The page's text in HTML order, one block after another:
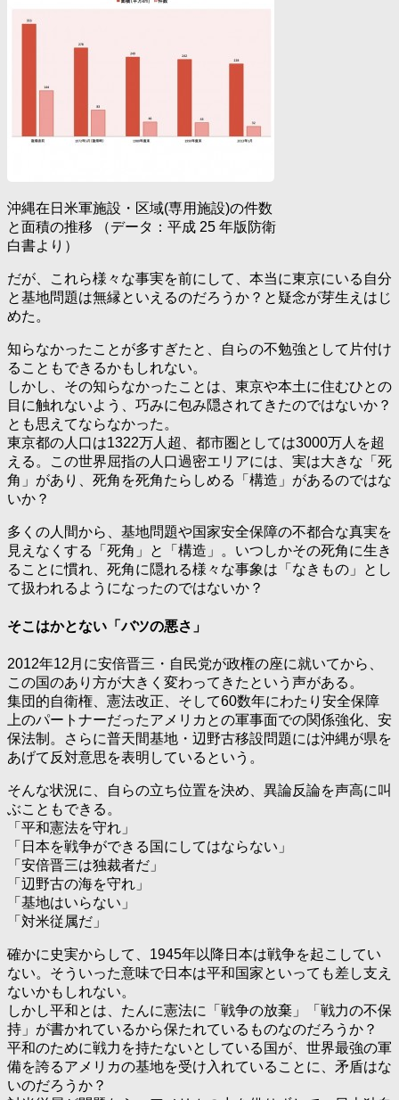
沖縄在日米軍施設・区域(専用施設)の件数
と面積の推移 （データ：平成 25 年版防衛
白書より）
だが、これら様々な事実を前にして、本当に東京にいる自分
と基地問題は無縁といえるのだろうか？と疑念が芽生えはじ
めた。
知らなかったことが多すぎたと、自らの不勉強として片付け
ることもできるかもしれない。
しかし、その知らなかったことは、東京や本土に住むひとの
目に触れないよう、巧みに包み隠されてきたのではないか？
とも思えてならなかった。
東京都の人口は1322万人超、都市圏としては3000万人を超
える。この世界屈指の人口過密エリアには、実は大きな「死
角」があり、死角を死角たらしめる「構造」があるのではな
いか？
多くの人間から、基地問題や国家安全保障の不都合な真実を
見えなくする「死角」と「構造」。いつしかその死角に生き
ることに慣れ、死角に隠れる様々な事象は「なきもの」とし
て扱われるようになったのではないか？
そこはかとない「バツの悪さ」
2012年12月に安倍晋三・自民党が政権の座に就いてから、
この国のあり方が大きく変わってきたという声がある。
集団的自衛権、憲法改正、そして60数年にわたり安全保障
上のパートナーだったアメリカとの軍事面での関係強化、安
保法制。さらに普天間基地・辺野古移設問題には沖縄が県を
あげて反対意思を表明しているという。
そんな状況に、自らの立ち位置を決め、異論反論を声高に叫
ぶこともできる。
「平和憲法を守れ」
「日本を戦争ができる国にしてはならない」
「安倍晋三は独裁者だ」
「辺野古の海を守れ」
「基地はいらない」
「対米従属だ」
確かに史実からして、1945年以降日本は戦争を起こしてい
ない。そういった意味で日本は平和国家といっても差し支え
ないかもしれない。
しかし平和とは、たんに憲法に「戦争の放棄」「戦力の不保
持」が書かれているから保たれているものなのだろうか？
平和のために戦力を持たないとしている国が、世界最強の軍
備を誇るアメリカの基地を受け入れていることに、矛盾はな
いのだろうか？